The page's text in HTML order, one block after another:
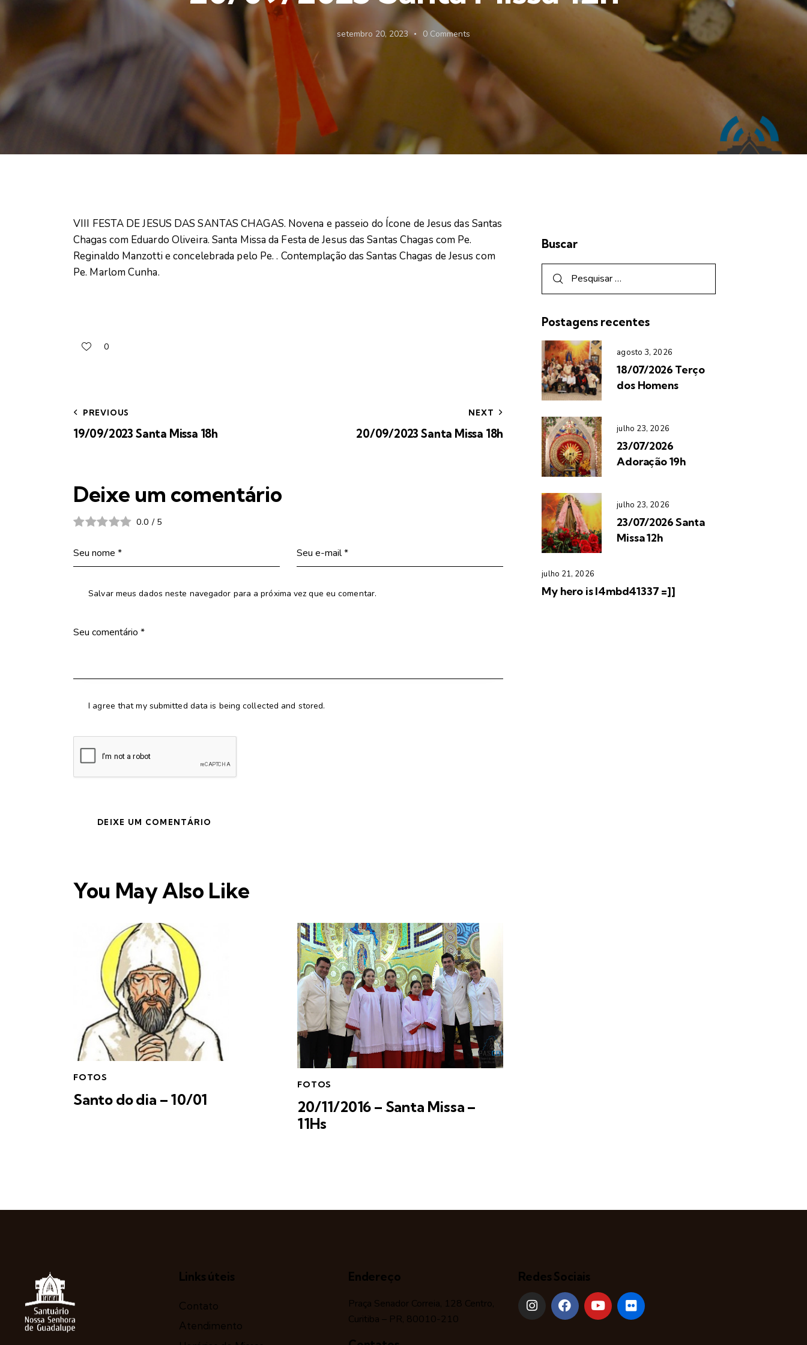
setembro 20, 2023 0 Comments
VIII FESTA DE JESUS DAS SANTAS CHAGAS. Novena e passeio do Ícone de Jesus das Santas
Chagas com Eduardo Oliveira. Santa Missa da Festa de Jesus das Santas Chagas com Pe.
Reginaldo Manzotti e concelebrada pelo Pe. . Contemplação das Santas Chagas de Jesus com
Pe. Marlom Cunha.
0
PREVIOUS
19/09/2023 Santa Missa 18h
NEXT
20/09/2023 Santa Missa 18h
Deixe um comentário
0.0 / 5
Salvar meus dados neste navegador para a próxima vez que eu comentar.
I agree that my submitted data is being collected and stored.
You May Also Like
FOTOS
Santo do dia – 10/01
FOTOS
20/11/2016 – Santa Missa –
11Hs
Buscar
Postagens recentes
agosto 3, 2026
18/07/2026 Terço
dos Homens
julho 23, 2026
23/07/2026
Adoração 19h
julho 23, 2026
23/07/2026 Santa
Missa 12h
julho 21, 2026
My hero is l4mbd41337 =]]
Links úteis
Contato
Atendimento
Endereço
Praça Senador Correia, 128 Centro,
Curitiba – PR, 80010-210
Redes Sociais